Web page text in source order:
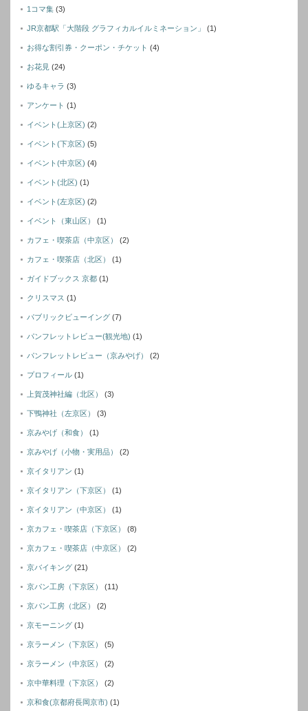
1コマ集 (3)
JR京都駅「大階段 グラフィカルイルミネーション」 (1)
お得な割引券・クーポン・チケット (4)
お花見 (24)
ゆるキャラ (3)
アンケート (1)
イベント(上京区) (2)
イベント(下京区) (5)
イベント(中京区) (4)
イベント(北区) (1)
イベント(左京区) (2)
イベント（東山区） (1)
カフェ・喫茶店（中京区） (2)
カフェ・喫茶店（北区） (1)
ガイドブックス 京都 (1)
クリスマス (1)
パブリックビューイング (7)
パンフレットレビュー(観光地) (1)
パンフレットレビュー（京みやげ） (2)
プロフィール (1)
上賀茂神社編（北区） (3)
下鴨神社（左京区） (3)
京みやげ（和食） (1)
京みやげ（小物・実用品） (2)
京イタリアン (1)
京イタリアン（下京区） (1)
京イタリアン（中京区） (1)
京カフェ・喫茶店（下京区） (8)
京カフェ・喫茶店（中京区） (2)
京バイキング (21)
京パン工房（下京区） (11)
京パン工房（北区） (2)
京モーニング (1)
京ラーメン（下京区） (5)
京ラーメン（中京区） (2)
京中華料理（下京区） (2)
京和食(京都府長岡京市) (1)